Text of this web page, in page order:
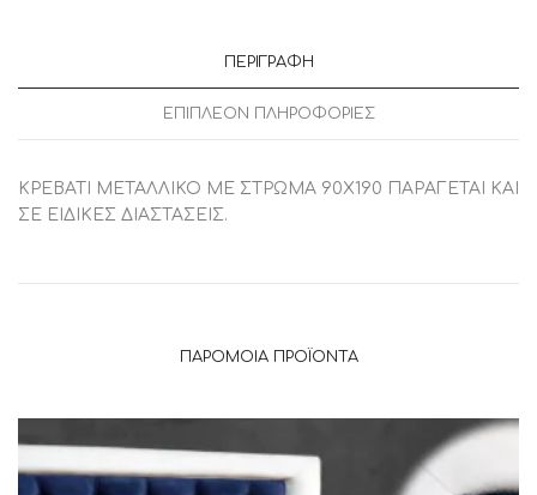
ΠΕΡΙΓΡΑΦΉ
ΕΠΙΠΛΈΟΝ ΠΛΗΡΟΦΟΡΊΕΣ
ΚΡΕΒΑΤΙ ΜΕΤΑΛΛΙΚΟ ΜΕ ΣΤΡΩΜΑ 90Χ190 ΠΑΡΑΓΕΤΑΙ ΚΑΙ
ΣΕ ΕΙΔΙΚΕΣ ΔΙΑΣΤΑΣΕΙΣ.
ΠΑΡΌΜΟΙΑ ΠΡΟΪΌΝΤΑ